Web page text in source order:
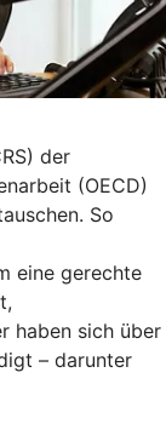
der
(OECD)
So
eine gerechte
haben sich über
– darunter